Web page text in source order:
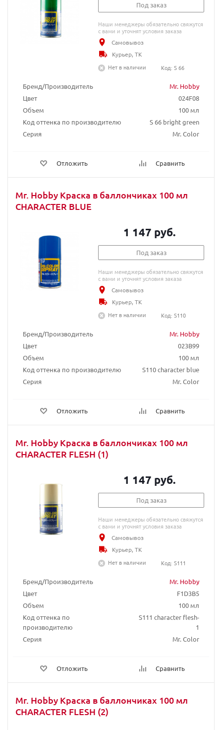
Бренд/Производитель
Mr. Hobby
Цвет
024F08
Объем
100 мл
Код оттенка по производителю
S 66 bright green
Серия
Mr. Color
Отложить Сравнить
Под заказ
Наши менеджеры обязательно свяжутся
с вами и уточнят условия заказа
Самовывоз
Курьер, ТК
Нет в наличии
Код: S 66
Mr. Hobby Краска в баллончиках 100 мл
CHARACTER BLUE
Бренд/Производитель
Mr. Hobby
Цвет
023B99
Объем
100 мл
Код оттенка по производителю
S110 character blue
Серия
Mr. Color
Отложить Сравнить
1 147 руб.
Под заказ
Наши менеджеры обязательно свяжутся
с вами и уточнят условия заказа
Самовывоз
Курьер, ТК
Нет в наличии
Код: S110
Mr. Hobby Краска в баллончиках 100 мл
CHARACTER FLESH (1)
Бренд/Производитель
Mr. Hobby
Цвет
F1D3B5
Объем
100 мл
Код оттенка по
производителю
S111 character flesh-
1
Серия
Mr. Color
Отложить Сравнить
1 147 руб.
Под заказ
Наши менеджеры обязательно свяжутся
с вами и уточнят условия заказа
Самовывоз
Курьер, ТК
Нет в наличии
Код: S111
Mr. Hobby Краска в баллончиках 100 мл
CHARACTER FLESH (2)